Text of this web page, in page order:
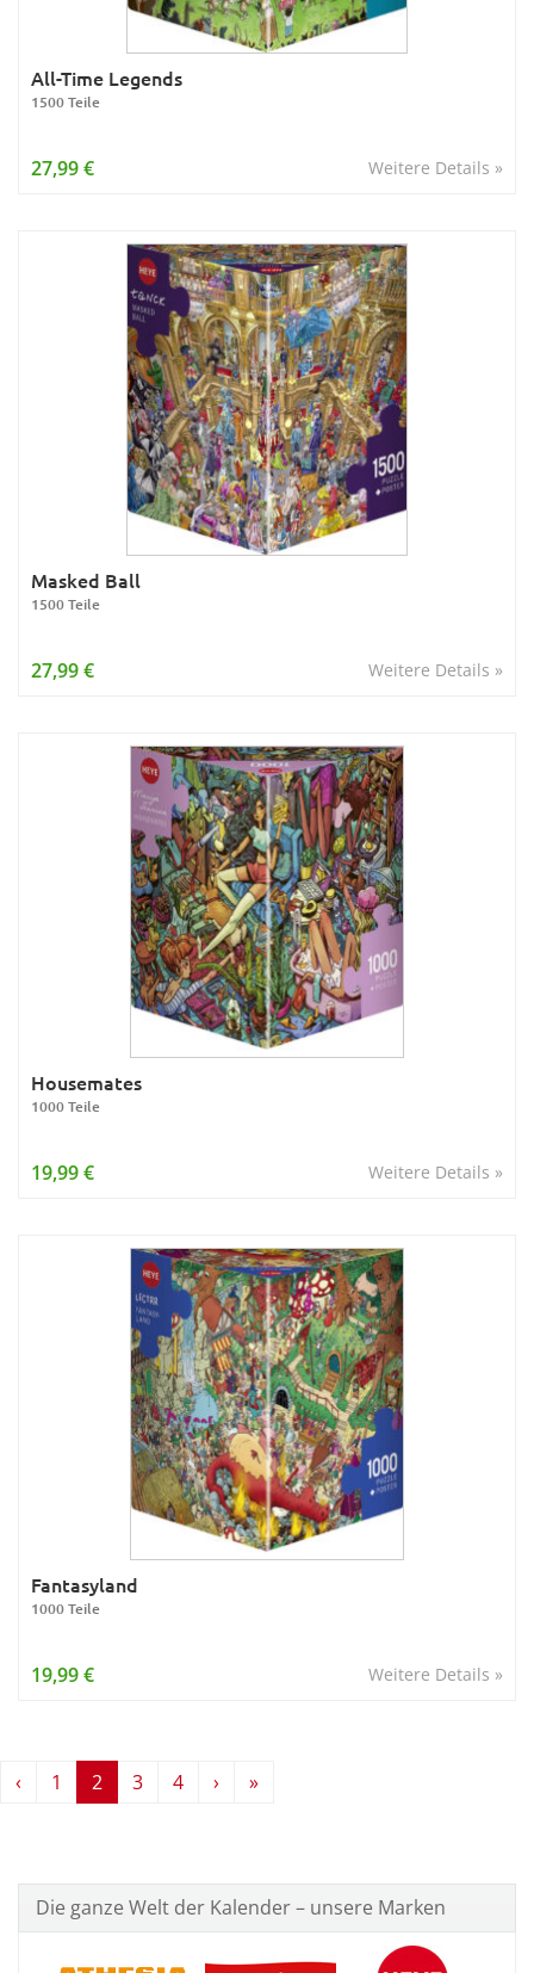
All-Time Legends
1500 Teile
Weitere Details »
27,99 €
Masked Ball
1500 Teile
Weitere Details »
27,99 €
Housemates
1000 Teile
Weitere Details »
19,99 €
Fantasyland
1000 Teile
Weitere Details »
19,99 €
‹ 1 2 3 4 › »
Die ganze Welt der Kalender – unsere Marken